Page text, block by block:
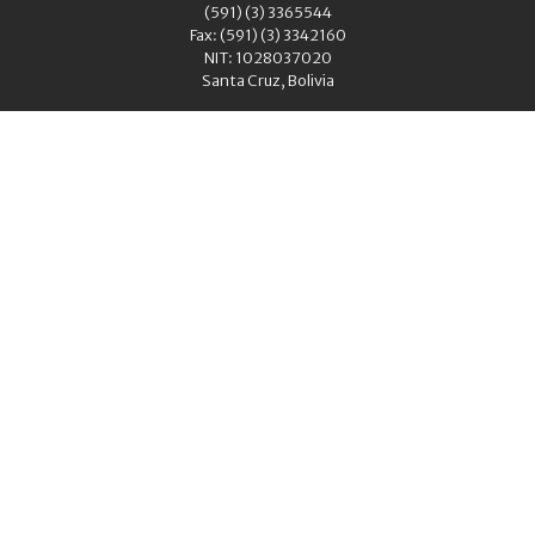
(591) (3) 3365544
Fax: (591) (3) 3342160
NIT: 1028037020
Santa Cruz, Bolivia